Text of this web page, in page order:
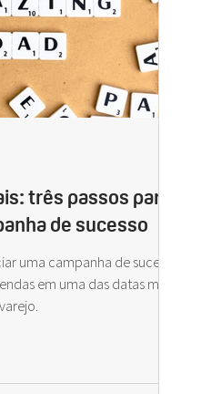
três passos para
de sucesso
uma campanha de sucesso
em uma das datas mais